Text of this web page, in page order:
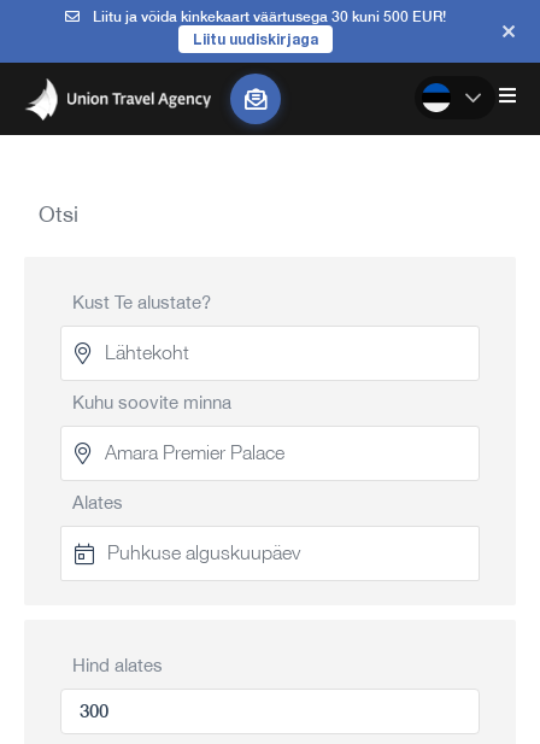
Liitu ja võida kinkekaart väärtusega 30 kuni 500 EUR!
Liitu uudiskirjaga
Otsi
Kust Te alustate?
Kuhu soovite minna
Alates
Hind alates